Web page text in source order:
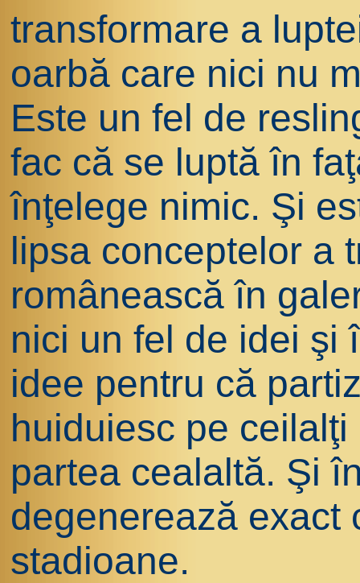
transformare a
oarbă care nici nu
Este un fel de
fac că se luptă în
înţelege nimic. Şi
lipsa conceptelor a
românească în
nici un fel de idei şi
idee pentru că
huiduiesc pe
partea cealaltă. Şi
degenerează exact
stadioane.